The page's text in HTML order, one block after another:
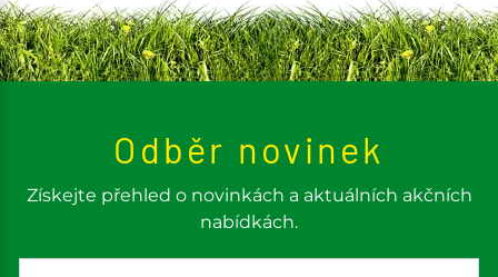
Odběr novinek
Získejte přehled o novinkách a aktuálních akčních
nabídkách.